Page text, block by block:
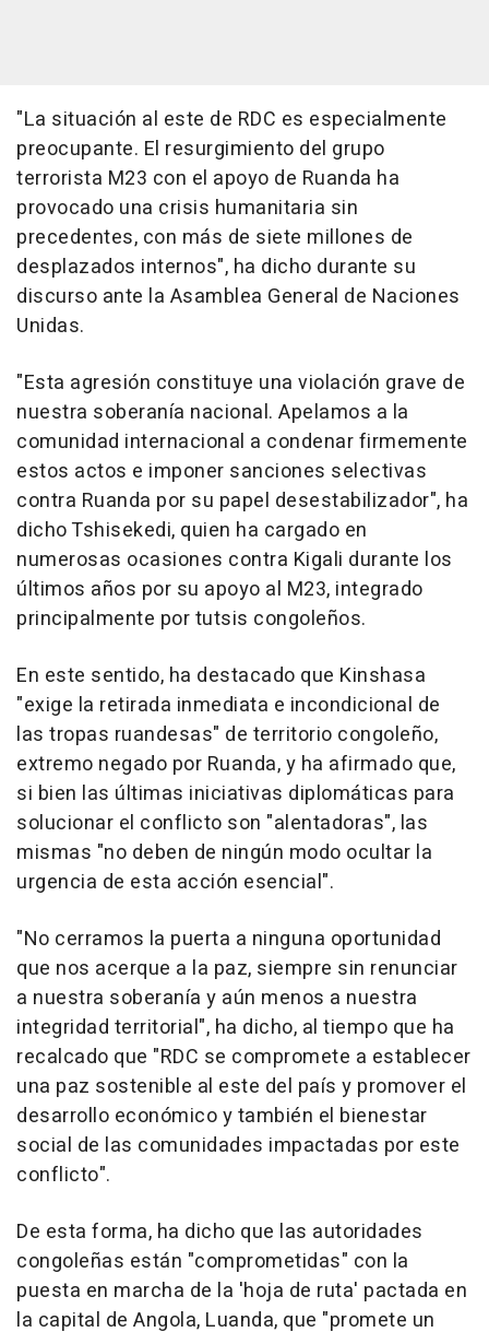
"La situación al este de RDC es especialmente
preocupante. El resurgimiento del grupo
terrorista M23 con el apoyo de Ruanda ha
provocado una crisis humanitaria sin
precedentes, con más de siete millones de
desplazados internos", ha dicho durante su
discurso ante la Asamblea General de Naciones
Unidas.
"Esta agresión constituye una violación grave de
nuestra soberanía nacional. Apelamos a la
comunidad internacional a condenar firmemente
estos actos e imponer sanciones selectivas
contra Ruanda por su papel desestabilizador", ha
dicho Tshisekedi, quien ha cargado en
numerosas ocasiones contra Kigali durante los
últimos años por su apoyo al M23, integrado
principalmente por tutsis congoleños.
En este sentido, ha destacado que Kinshasa
"exige la retirada inmediata e incondicional de
las tropas ruandesas" de territorio congoleño,
extremo negado por Ruanda, y ha afirmado que,
si bien las últimas iniciativas diplomáticas para
solucionar el conflicto son "alentadoras", las
mismas "no deben de ningún modo ocultar la
urgencia de esta acción esencial".
"No cerramos la puerta a ninguna oportunidad
que nos acerque a la paz, siempre sin renunciar
a nuestra soberanía y aún menos a nuestra
integridad territorial", ha dicho, al tiempo que ha
recalcado que "RDC se compromete a establecer
una paz sostenible al este del país y promover el
desarrollo económico y también el bienestar
social de las comunidades impactadas por este
conflicto".
De esta forma, ha dicho que las autoridades
congoleñas están "comprometidas" con la
puesta en marcha de la 'hoja de ruta' pactada en
la capital de Angola, Luanda, que "promete un